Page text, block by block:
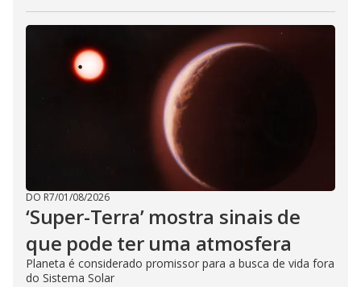
DO R7/01/08/2026
‘Super-Terra’ mostra sinais de
que pode ter uma atmosfera
Planeta é considerado promissor para a busca de vida fora
do Sistema Solar